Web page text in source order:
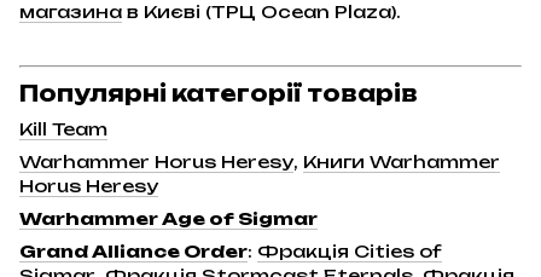
магазина в Києві (ТРЦ Ocean Plaza).
Популярні категорії товарів
Kill Team
Warhammer Horus Heresy, Книги Warhammer
Horus Heresy
Warhammer Age of Sigmar
Grand Alliance Order: Фракція Cities of